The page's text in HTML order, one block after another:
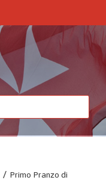
/ Primo Pranzo di